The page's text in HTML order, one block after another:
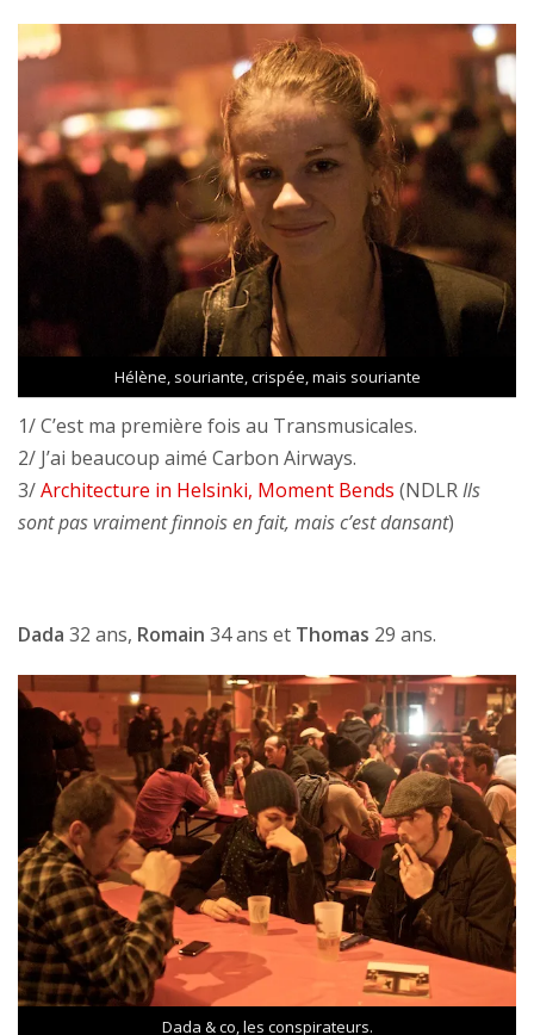
Hélène, souriante, crispée, mais souriante
1/ C’est ma première fois au Transmusicales.
2/ J’ai beaucoup aimé Carbon Airways.
3/Architecture in Helsinki, Moment Bends (NDLRIls
sont pas vraiment finnois en fait, mais c’est dansant)
Dada 32 ans, Romain 34 ans et Thomas 29 ans.
Dada & co, les conspirateurs.